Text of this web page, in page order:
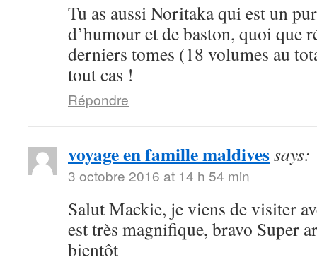
Tu as aussi Noritaka qui est un
d’humour et de baston, quoi que
derniers tomes (18 volumes au
tout cas !
Répondre
voyage en famille maldivessays:
3 octobre 2016 at 14 h 54 min
Salut Mackie, je viens de visiter
est très magnifique, bravo Super
bientôt